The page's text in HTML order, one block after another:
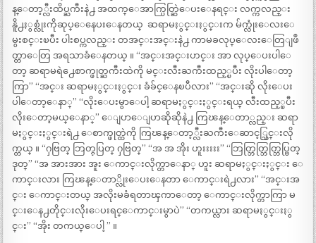
န္ေတာ့္လီးထိပ္ႀကီးနဲ႕ အထက္ေအာက္ပြတ္ဆြဲေပးေနရင္း လက္ကလည္း
နိူ႕ႏွစ္လုံးကိုဆုပ္ေနေပးေနတယ္ ‌ ဆရာမႏွင္းႏွင္းက မ်က္လုံးေလးေ
မွးစင္းၿပီး ပါးစပ္ကလည္း တအင္းအင္းနဲ႕ ကာမခလုပ္ေလးေတြျဖဳ
တ္တာေတြ အရသာခံေနတယ္ ။ “‌အင္းအင္းဟင္း ‌အာ လုပ္ေပးပါေ
တာ့ ဆရာမရဲ႕ေစာက္ဖုတ္ႀကီးထဲကို မင္းလီးႀကီးထည့္ၿပီး လိုးပါေတာ့
ကြာ” “‌အင္း ဆရာမႏွင္းႏွင္း ခံခ်င္ေနၿပီလား” “‌အင္းဆို လိုးေပး
ပါေတာ့ေနာ္” “‌လိုးေပးမွာေပါ့ ဆရာမႏွင္းႏွင္းရယ္ လီးထည့္ၿပီး
လိုးေတာ့မယ္ေနာ္” ‌ေျပာေျပာဆိုဆိုနဲ႕ ကြၽန္ေတာ္လည္း ဆရာ
မႏွင္းႏွင္းရဲ႕ ေစာက္ဖုတ္ထဲကို ကြၽန္ေတာ့္လီးႀကီးေဆာင့္သြင္းလို
က္တယ္ ။ “ႁဗြတ္ ဘြတ္ႁပြတ္ ႁဗြတ္” “အ အ အိုး ဟူးးးးး” “ဘြတ္ဘြတ္ဘြတ္ဘြပ္ဗြတ္
ဒုတ္” “အ အားအား အူး ေကာင္းလိုက္တာေနာ္ ဟူး ‌ဆရာမႏွင္းႏွင္း ေ
ကာင္းလား ကြၽန္ေတာ္လိုးေပးေနတာ ေကာင္းရဲ႕လား” “‌အင္းအ
င္း ေကာင္းတယ္ အလိုးမခံရတာၾကာေတာ့ ေကာင္းလိုက္တာကြာ မ
င္းေန႕တိုင္းလိုးေပးရင္ေကာင္းမွာပဲ” “‌တကယ္လား ဆရာမႏွင္းႏွ
င္း” “‌အိုး တကယ္ေပါ့ ” ။